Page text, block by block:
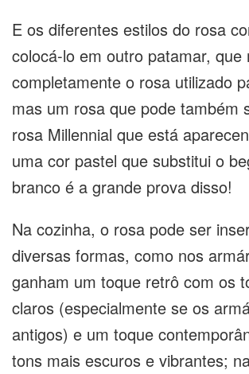
E os diferentes estilos do rosa
colocá-lo em outro patamar, que
completamente o rosa utilizado
mas um rosa que pode também
rosa Millennial que está
uma cor pastel que substitui o
branco é a grande prova disso!
Na cozinha, o rosa pode ser
diversas formas, como nos
ganham um toque retrô com os
claros (especialmente se os
antigos) e um toque
tons mais escuros e vibrantes;